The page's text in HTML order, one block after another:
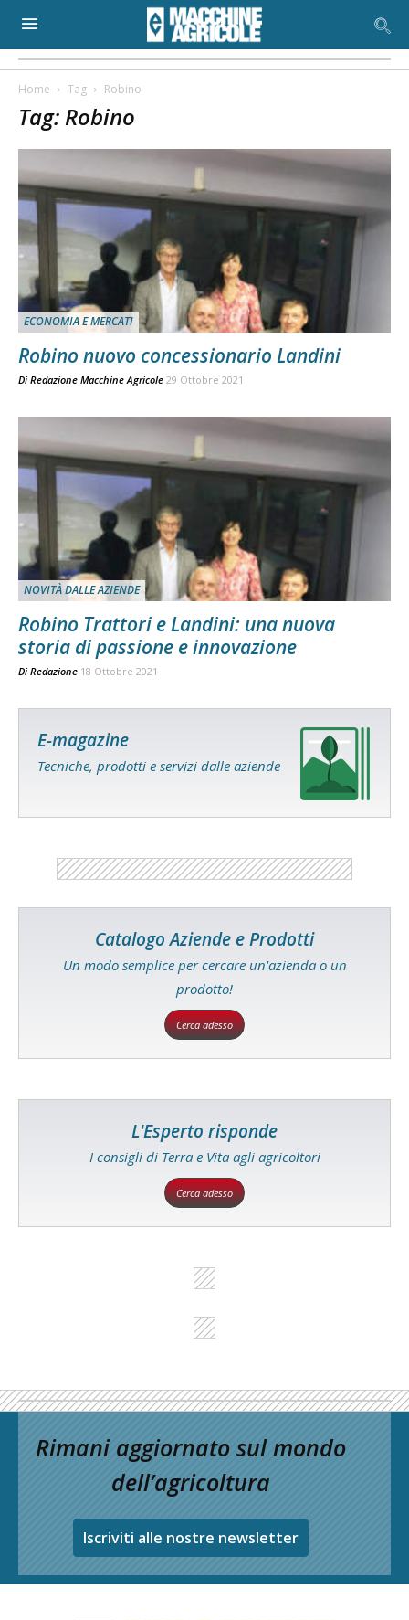
Home Tag Robino
Tag: Robino
ECONOMIA E MERCATI
Robino nuovo concessionario Landini
Di Redazione Macchine Agricole 29 Ottobre 2021
NOVITÀ DALLE AZIENDE
Robino Trattori e Landini: una nuova
storia di passione e innovazione
Di Redazione 18 Ottobre 2021
E-magazine
Tecniche, prodotti e servizi dalle aziende
Catalogo Aziende e Prodotti
Un modo semplice per cercare un'azienda o un
prodotto!
Cerca adesso
L'Esperto risponde
I consigli di Terra e Vita agli agricoltori
Cerca adesso
Rimani aggiornato sul mondo
dell’agricoltura
Iscriviti alle nostre newsletter